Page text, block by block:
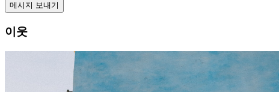
메시지 보내기
이웃